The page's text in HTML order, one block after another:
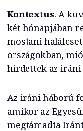
Kontextus. A
két hónapjában
mostani
országokban,
hirdettek az iráni
Az iráni háború
amikor az
megtámadta